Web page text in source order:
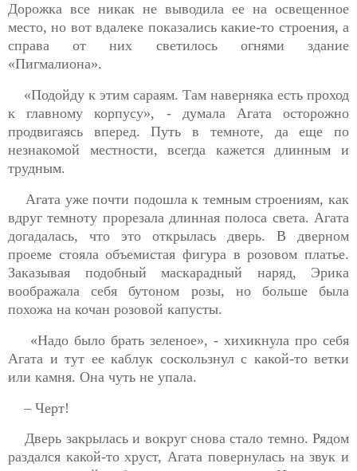
Дорожка все никак не выводила ее на освещенное
место, но вот вдалеке показались какие-то строения, а
справа от них светилось огнями здание
«Пигмалиона».
«Подойду к этим сараям. Там наверняка есть проход
к главному корпусу», - думала Агата осторожно
продвигаясь вперед. Путь в темноте, да еще по
незнакомой местности, всегда кажется длинным и
трудным.
Агата уже почти подошла к темным строениям, как
вдруг темноту прорезала длинная полоса света. Агата
догадалась, что это открылась дверь. В дверном
проеме стояла объемистая фигура в розовом платье.
Заказывая подобный маскарадный наряд, Эрика
воображала себя бутоном розы, но больше была
похожа на кочан розовой капусты.
«Надо было брать зеленое», - хихикнула про себя
Агата и тут ее каблук соскользнул с какой-то ветки
или камня. Она чуть не упала.
– Черт!
Дверь закрылась и вокруг снова стало темно. Рядом
раздался какой-то хруст, Агата повернулась на звук и